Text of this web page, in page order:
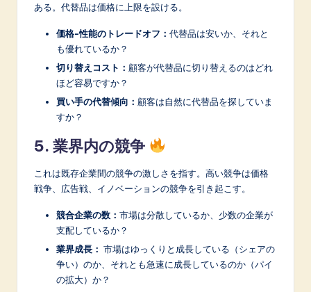
ある。代替品は価格に上限を設ける。
価格-性能のトレードオフ： 代替品は安いか、それと
も優れているか？
切り替えコスト： 顧客が代替品に切り替えるのはどれ
ほど容易ですか？
買い手の代替傾向： 顧客は自然に代替品を探していま
すか？
5. 業界内の競争
これは既存企業間の競争の激しさを指す。高い競争は価格
戦争、広告戦、イノベーションの競争を引き起こす。
競合企業の数： 市場は分散しているか、少数の企業が
支配しているか？
業界成長： 市場はゆっくりと成長している（シェアの
争い）のか、それとも急速に成長しているのか（パイ
の拡大）か？